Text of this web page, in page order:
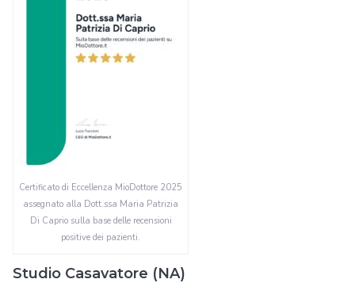
Certificato di Eccellenza MioDottore 2025
assegnato alla Dott.ssa Maria Patrizia
Di Caprio sulla base delle recensioni
positive dei pazienti.
Studio Casavatore (NA)